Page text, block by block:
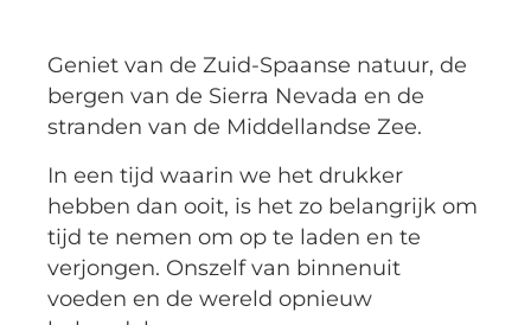
Geniet van de Zuid-Spaanse natuur, de
bergen van de Sierra Nevada en de
stranden van de Middellandse Zee.
In een tijd waarin we het drukker
hebben dan ooit, is het zo belangrijk om
tijd te nemen om op te laden en te
verjongen. Onszelf van binnenuit
voeden en de wereld opnieuw